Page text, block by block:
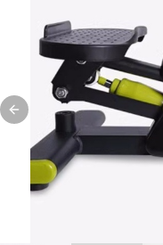
Previous slide